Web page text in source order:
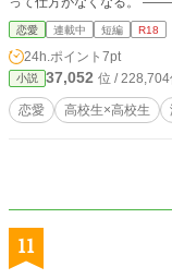
で私、英の顔に跨ってるの？ 舐め
粋……けれど、ドチャクソ変態チ
介】 •真城 亜紀（ましろ あき）……6月生まれ15歳。両親を1年前に亡くし、
兄家族に代譲りした中華
る。塾や予備校へ行かずに
庭環境から姪の子守をして兄
てしまうファニーな個性
あたる。山口県北部にで
では地味にしている） 中
「エロい体をしたJCが居
恋愛 連載中 短編 R18
24h.ポイント 7pt
小説 37,052 位 /
恋愛 高校生×高校生
11